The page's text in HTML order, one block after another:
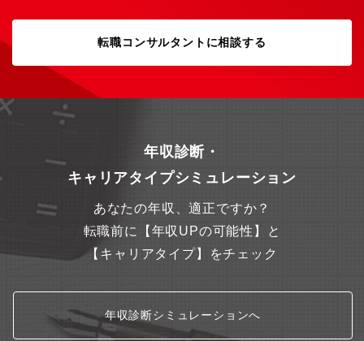
転職コンサルタントに相談する
年収診断・
キャリアタイプシミュレーション
あなたの年収、適正ですか？
転職前に【年収UPの可能性】と
【キャリアタイプ】をチェック
年収診断シミュレーションへ